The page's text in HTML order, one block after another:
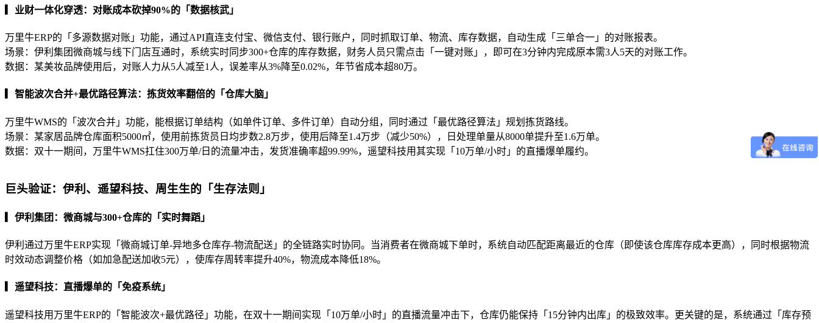
▎业财一体化穿透：对账成本砍掉90%的「数据核武」
万里牛ERP的「多源数据对账」功能，通过API直连支付宝、微信支付、银行账户，同时抓取订单、物流、库存数据，自动生成「三单合一」的对账报表。
场景：伊利集团微商城与线下门店互通时，系统实时同步300+仓库的库存数据，财务人员只需点击「一键对账」，即可在3分钟内完成原本需3人5天的对账工作。
数据：某美妆品牌使用后，对账人力从5人减至1人，误差率从3%降至0.02%，年节省成本超80万。
▎智能波次合并+最优路径算法：拣货效率翻倍的「仓库大脑」
万里牛WMS的「波次合并」功能，能根据订单结构（如单件订单、多件订单）自动分组，同时通过「最优路径算法」规划拣货路线。
场景：某家居品牌仓库面积5000㎡，使用前拣货员日均步数2.8万步，使用后降至1.4万步（减少50%），日处理单量从8000单提升至1.6万单。
数据：双十一期间，万里牛WMS扛住300万单/日的流量冲击，发货准确率超99.99%，遥望科技用其实现「10万单/小时」的直播爆单履约。
巨头验证：伊利、遥望科技、周生生的「生存法则」
▎伊利集团：微商城与300+仓库的「实时舞蹈」
伊利通过万里牛ERP实现「微商城订单-异地多仓库存-物流配送」的全链路实时协同。当消费者在微商城下单时，系统自动匹配距离最近的仓库（即使该仓库库存成本更高），同时根据物流
时效动态调整价格（如加急配送加收5元），使库存周转率提升40%，物流成本降低18%。
▎遥望科技：直播爆单的「免疫系统」
遥望科技用万里牛ERP的「智能波次+最优路径」功能，在双十一期间实现「10万单/小时」的直播流量冲击下，仓库仍能保持「15分钟内出库」的极致效率。更关键的是，系统通过「库存预